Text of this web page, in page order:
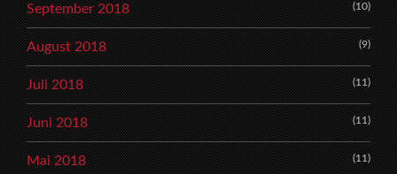
September 2018 (10)
August 2018 (9)
Juli 2018 (11)
Juni 2018 (11)
Mai 2018 (11)